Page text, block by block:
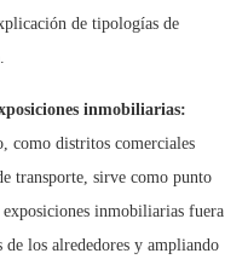
de tipologías de
inmobiliarias:
como distritos comerciales
transporte, sirve como punto
inmobiliarias fuera
los alrededores y ampliando